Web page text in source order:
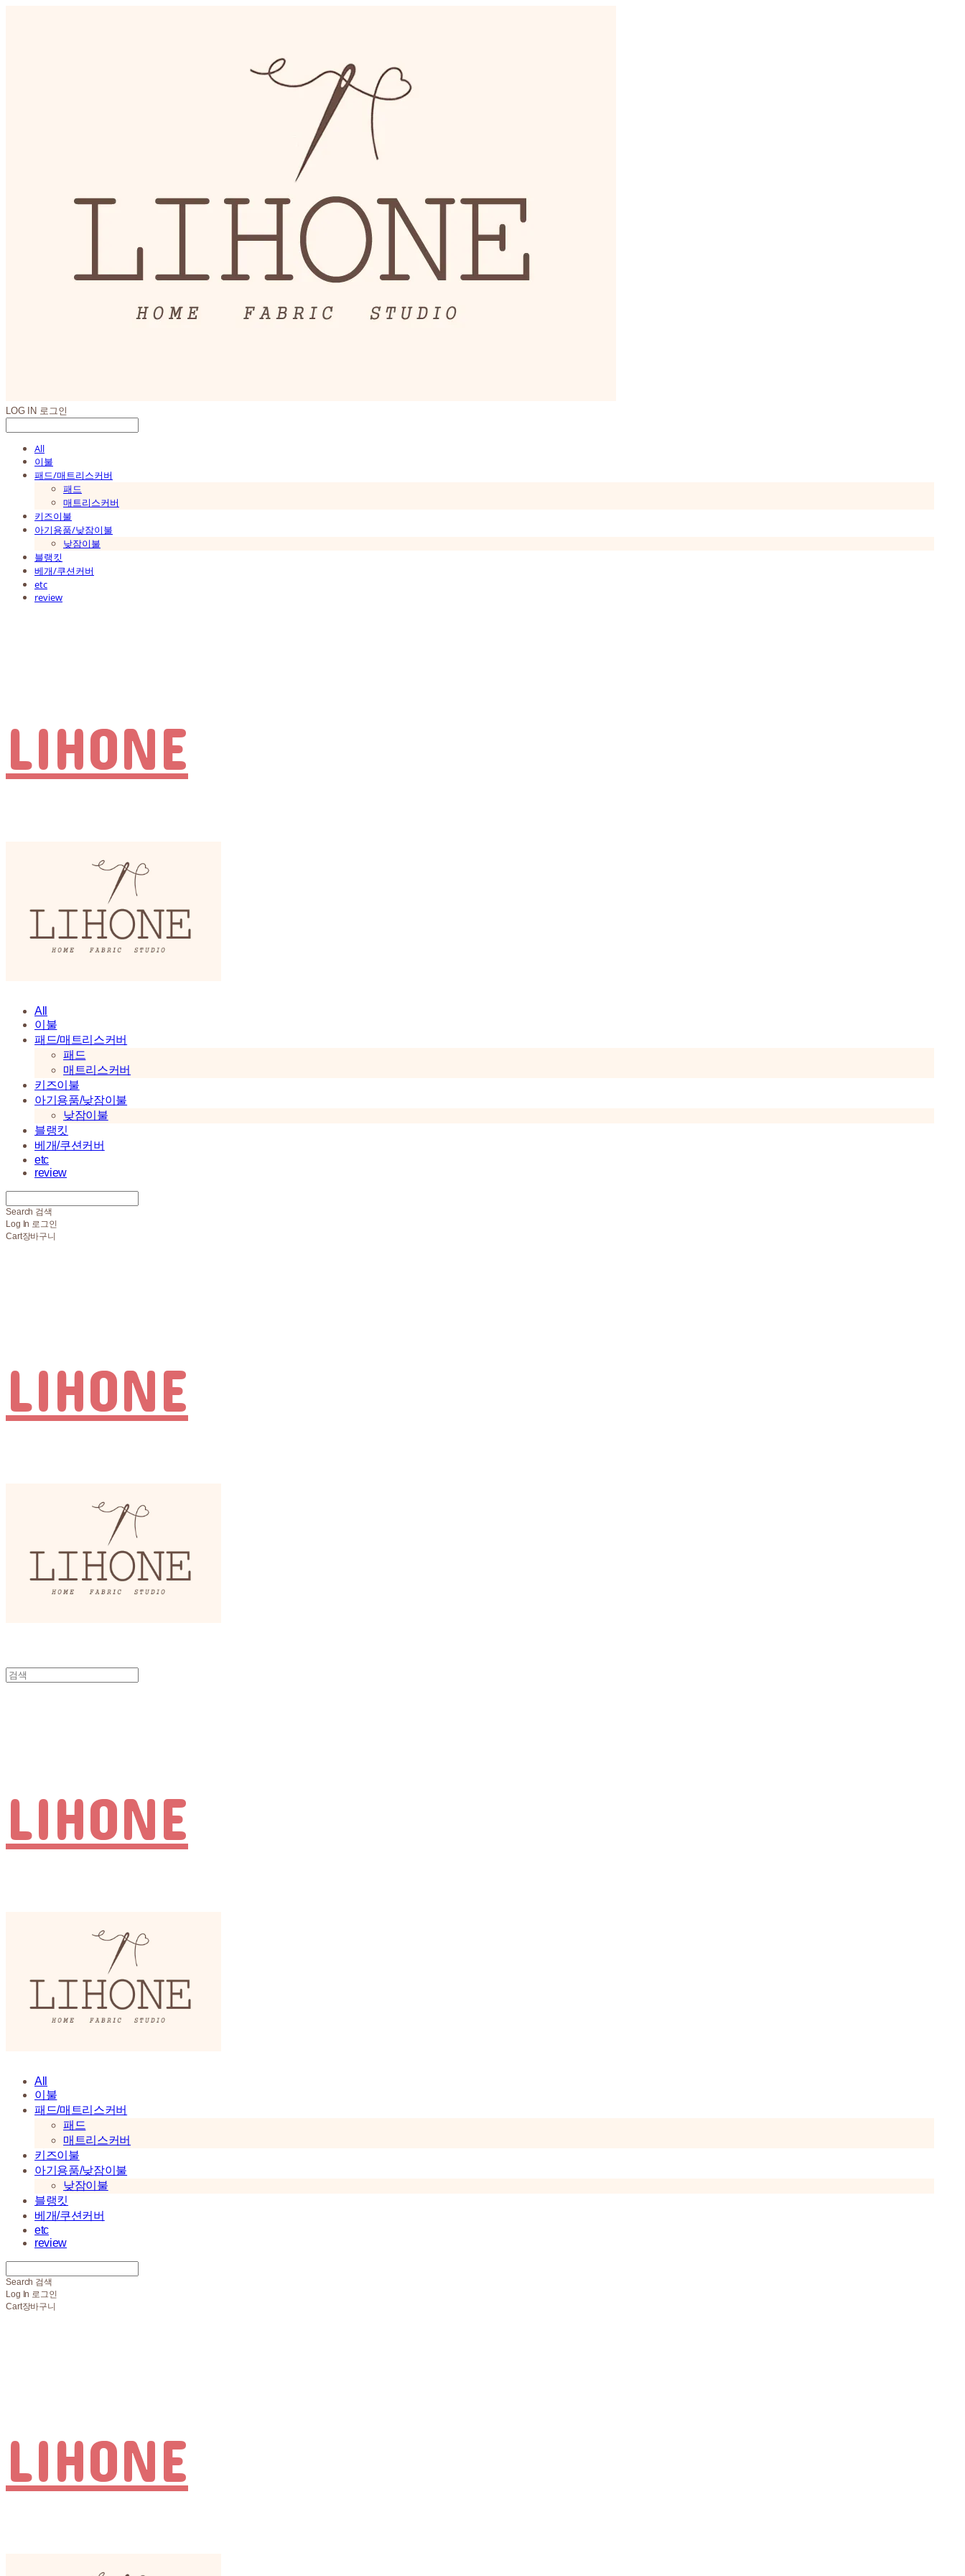
LOG IN 로그인
All
이불
패드/매트리스커버
패드
매트리스커버
키즈이불
아기용품/낮잠이불
낮잠이불
블랭킷
베개/쿠션커버
etc
review
LIHONE
All
이불
패드/매트리스커버
패드
매트리스커버
키즈이불
아기용품/낮잠이불
낮잠이불
블랭킷
베개/쿠션커버
etc
review
Search 검색
Log In 로그인
Cart장바구니
LIHONE
LIHONE
All
이불
패드/매트리스커버
패드
매트리스커버
키즈이불
아기용품/낮잠이불
낮잠이불
블랭킷
베개/쿠션커버
etc
review
Search 검색
Log In 로그인
Cart장바구니
LIHONE